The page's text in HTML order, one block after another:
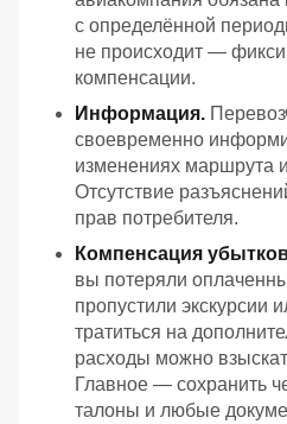
с определённой
не происходит —
компенсации.
Информация.
своевременно
изменениях маршрута
Отсутствие
прав потребителя.
Компенсация
вы потеряли
пропустили
тратиться на
расходы можно
Главное — сохранить
талоны и любые